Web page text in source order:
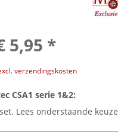
5,95 *
verzendingskosten
CSA1 serie 1&2:
Lees onderstaande